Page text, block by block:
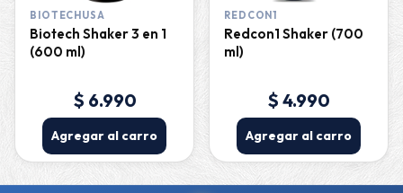
BIOTECHUSA
Biotech Shaker 3 en 1
(600 ml)
$ 6.990
Agregar al carro
REDCON1
Redcon1 Shaker (700
ml)
$ 4.990
Agregar al carro